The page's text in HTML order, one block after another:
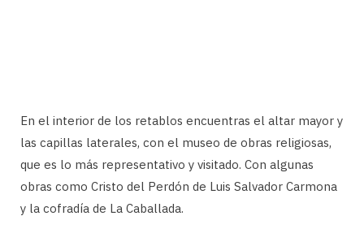
En el interior de los retablos encuentras el altar mayor y
las capillas laterales, con el museo de obras religiosas,
que es lo más representativo y visitado. Con algunas
obras como Cristo del Perdón de Luis Salvador Carmona
y la cofradía de La Caballada.